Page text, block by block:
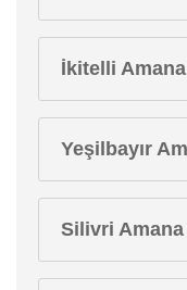
İkitelli
Yeşilbayır
Silivri